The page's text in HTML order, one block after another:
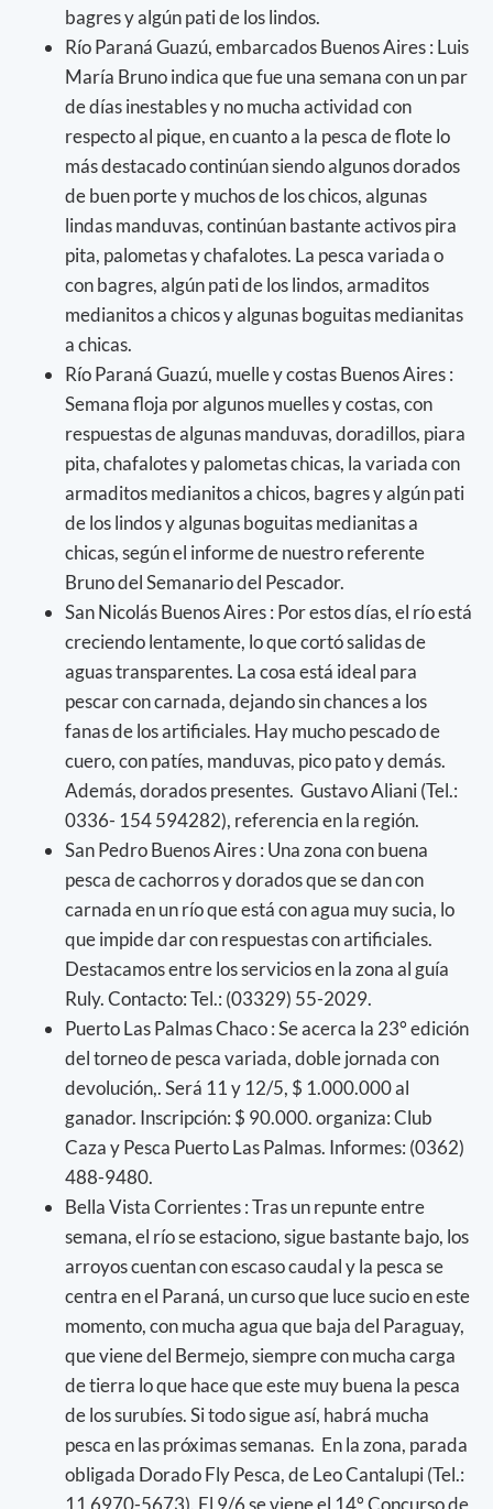
bagres y algún pati de los lindos.
Río Paraná Guazú, embarcados Buenos Aires : Luis
María Bruno indica que fue una semana con un par
de días inestables y no mucha actividad con
respecto al pique, en cuanto a la pesca de flote lo
más destacado continúan siendo algunos dorados
de buen porte y muchos de los chicos, algunas
lindas manduvas, continúan bastante activos pira
pita, palometas y chafalotes. La pesca variada o
con bagres, algún pati de los lindos, armaditos
medianitos a chicos y algunas boguitas medianitas
a chicas.
Río Paraná Guazú, muelle y costas Buenos Aires :
Semana floja por algunos muelles y costas, con
respuestas de algunas manduvas, doradillos, piara
pita, chafalotes y palometas chicas, la variada con
armaditos medianitos a chicos, bagres y algún pati
de los lindos y algunas boguitas medianitas a
chicas, según el informe de nuestro referente
Bruno del Semanario del Pescador.
San Nicolás Buenos Aires : Por estos días, el río está
creciendo lentamente, lo que cortó salidas de
aguas transparentes. La cosa está ideal para
pescar con carnada, dejando sin chances a los
fanas de los artificiales. Hay mucho pescado de
cuero, con patíes, manduvas, pico pato y demás.
Además, dorados presentes. Gustavo Aliani (Tel.:
0336- 154 594282), referencia en la región.
San Pedro Buenos Aires : Una zona con buena
pesca de cachorros y dorados que se dan con
carnada en un río que está con agua muy sucia, lo
que impide dar con respuestas con artificiales.
Destacamos entre los servicios en la zona al guía
Ruly. Contacto: Tel.: (03329) 55-2029.
Puerto Las Palmas Chaco : Se acerca la 23° edición
del torneo de pesca variada, doble jornada con
devolución,. Será 11 y 12/5, $ 1.000.000 al
ganador. Inscripción: $ 90.000. organiza: Club
Caza y Pesca Puerto Las Palmas. Informes: (0362)
488-9480.
Bella Vista Corrientes : Tras un repunte entre
semana, el río se estaciono, sigue bastante bajo, los
arroyos cuentan con escaso caudal y la pesca se
centra en el Paraná, un curso que luce sucio en este
momento, con mucha agua que baja del Paraguay,
que viene del Bermejo, siempre con mucha carga
de tierra lo que hace que este muy buena la pesca
de los surubíes. Si todo sigue así, habrá mucha
pesca en las próximas semanas. En la zona, parada
obligada Dorado Fly Pesca, de Leo Cantalupi (Tel.:
11 6970-5673). El 9/6 se viene el 14° Concurso de